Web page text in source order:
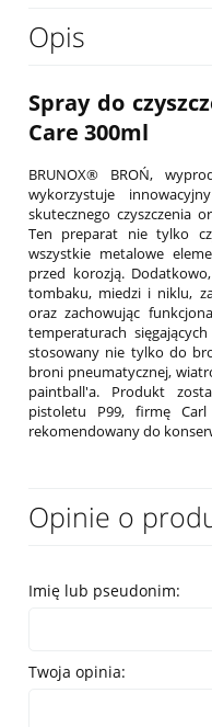
Opis
Spray do
Care 300ml
BRUNOX® BROŃ,
wykorzystuje
skutecznego czyszczenia
Ten preparat nie tylko
wszystkie metalowe
przed korozją.
tombaku, miedzi i niklu,
oraz zachowując
temperaturach
stosowany nie tylko do
broni pneumatycznej,
paintball'a. Produkt
pistoletu P99, firmę
rekomendowany do
Opinie o
Imię lub pseudonim:
Twoja opinia: